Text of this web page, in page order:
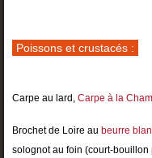
Poissons et crustacés :
Carpe au lard, Carpe à la
Brochet de Loire au beurre
solognot au foin (court-bouillon